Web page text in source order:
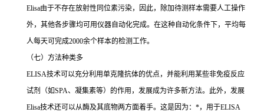
Elisa由于不存在放射性同位素污染，因此，除加待测样本需要人工操作
外，其他各步骤均可用仪器自动化完成。在这种自动化条件下，平均每
人每天可完成2000余个样本的检测工作。
（七）方法种类多
ELISA技术可以充分利用单克隆抗体的优点，并能利用某些非免疫反应
试剂（如SPA、凝集素等）的作用，发展成为许多新方法。此外，发展
Elisa技术还可以从酶及其底物两方面着手。这是因为： *，用于ELISA